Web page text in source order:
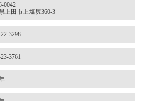
0042
上田市上塩尻360-3
3298
3761